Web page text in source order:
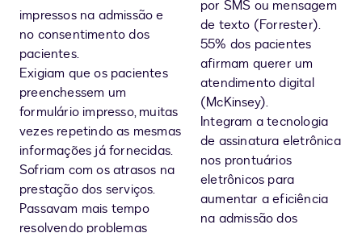
impressos na admissão e
no consentimento dos
pacientes.
Exigiam que os pacientes
preenchessem um
formulário impresso, muitas
vezes repetindo as mesmas
informações já fornecidas.
Sofriam com os atrasos na
prestação dos serviços.
Passavam mais tempo
resolvendo problemas
por SMS ou mensagem
de texto (Forrester).
55% dos pacientes
afirmam querer um
atendimento digital
(McKinsey).
Integram a tecnologia
de assinatura eletrônica
nos prontuários
eletrônicos para
aumentar a eficiência
na admissão dos